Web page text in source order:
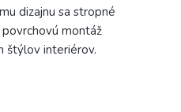
dizajnu sa stropné
montáž
štýlov interiérov.